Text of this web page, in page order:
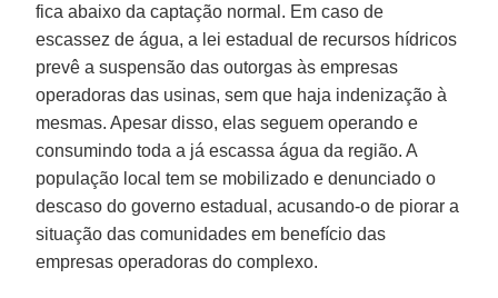
fica abaixo da captação normal. Em caso de
escassez de água, a lei estadual de recursos hídricos
prevê a suspensão das outorgas às empresas
operadoras das usinas, sem que haja indenização à
mesmas. Apesar disso, elas seguem operando e
consumindo toda a já escassa água da região. A
população local tem se mobilizado e denunciado o
descaso do governo estadual, acusando-o de piorar a
situação das comunidades em benefício das
empresas operadoras do complexo.